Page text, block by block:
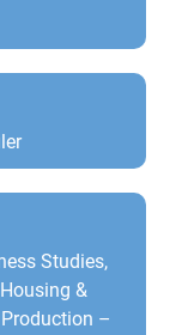
Studies,
&
–